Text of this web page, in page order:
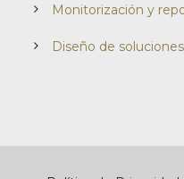
Monitorización y
Diseño de